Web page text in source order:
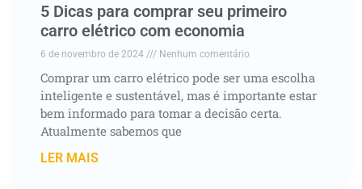
5 Dicas para comprar seu primeiro
carro elétrico com economia
6 de novembro de 2024 Nenhum comentário
Comprar um carro elétrico pode ser uma escolha
inteligente e sustentável, mas é importante estar
bem informado para tomar a decisão certa.
Atualmente sabemos que
LER MAIS